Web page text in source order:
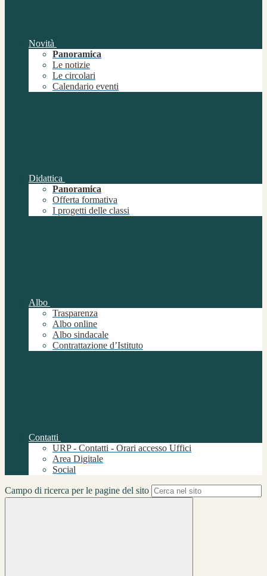
Novità
Panoramica
Le notizie
Le circolari
Calendario eventi
Didattica
Panoramica
Offerta formativa
I progetti delle classi
Albo
Trasparenza
Albo online
Albo sindacale
Contrattazione d’Istituto
Contatti
URP - Contatti - Orari accesso Uffici
Area Digitale
Social
Campo di ricerca per le pagine del sito